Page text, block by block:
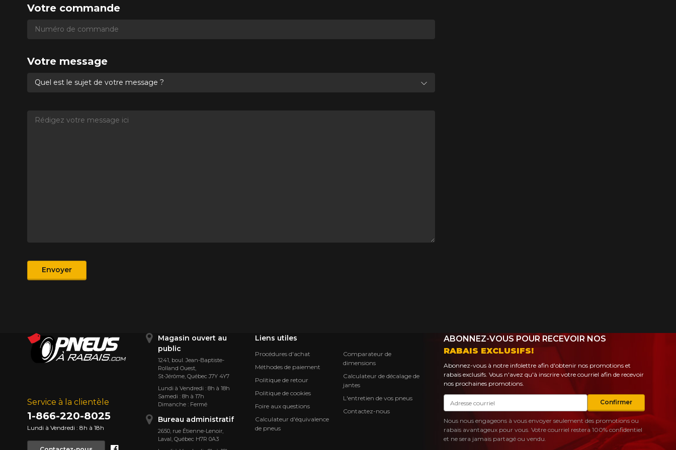
Votre commande
Votre message
Produit
Envoyer
Service à la clientèle
1-866-220-8025
Lundi à Vendredi : 8h à 18h
Magasin ouvert au
public
1241, boul. Jean-Baptiste-
Rolland Ouest,
St⁠-⁠Jérôme, Québec J7Y 4Y7
Lundi à Vendredi : 8h à 18h
Samedi : 8h à 17h
Dimanche : Fermé
Bureau administratif
2650, rue Étienne⁠-⁠Lenoir,
Laval, Québec H7R 0A3
Liens utiles
Procédures d'achat
Méthodes de paiement
Politique de retour
Politique de cookies
Foire aux questions
Calculateur d'équivalence
de pneus
Comparateur de
dimensions
Calculateur de décalage de
jantes
L'entretien de vos pneus
Contactez-nous
ABONNEZ-VOUS POUR RECEVOIR NOS
RABAIS EXCLUSIFS!
Abonnez-vous à notre infolettre afin d'obtenir nos promotions et
rabais exclusifs. Vous n'avez qu'à inscrire votre courriel afin de recevoir
nos prochaines promotions.
Courriel
Confirmer
Nous nous engageons à vous envoyer seulement des promotions ou
rabais avantageux pour vous. Votre courriel restera 100% confidentiel
et ne sera jamais partagé ou vendu.